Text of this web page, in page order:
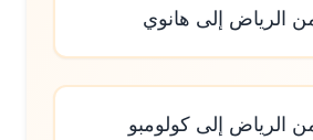
إلى هانوي
إلى كولومبو